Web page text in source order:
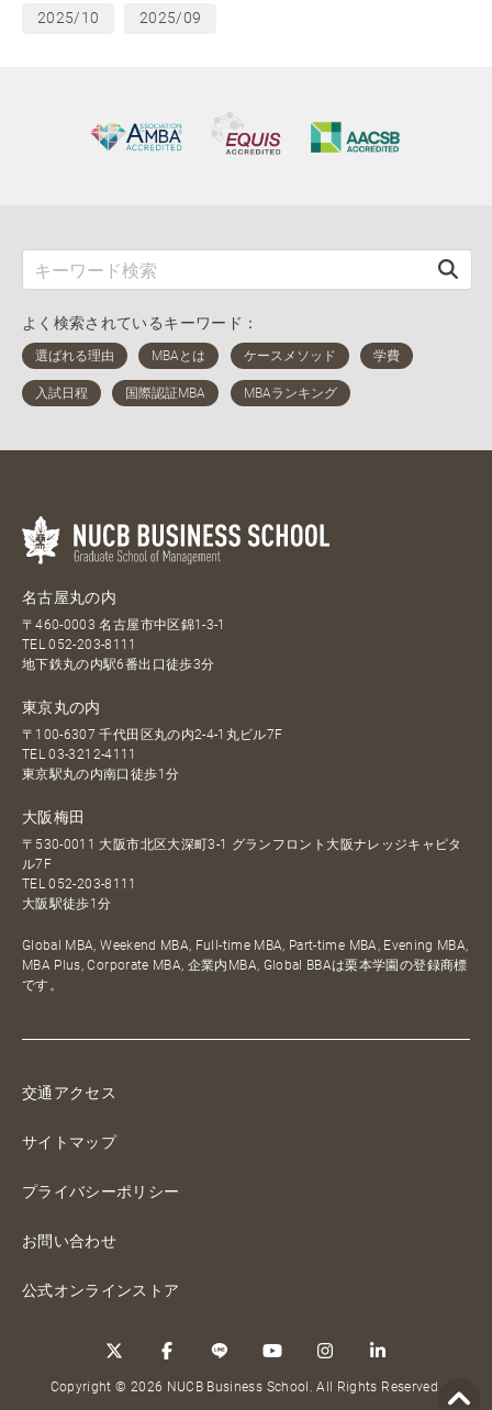
2025/10 2025/09
よく検索されているキーワード：
名古屋丸の内
〒460-0003 名古屋市中区錦1-3-1
TEL052-203-8111
地下鉄丸の内駅6番出口徒歩3分
東京丸の内
〒100-6307 千代田区丸の内2-4-1丸ビル7F
TEL03-3212-4111
東京駅丸の内南口徒歩1分
大阪梅田
〒530-0011 大阪市北区大深町3-1 グランフロント大阪ナレッジキャピタ
ル7F
TEL052-203-8111
大阪駅徒歩1分
Global MBA, Weekend MBA, Full-time MBA, Part-time MBA, Evening MBA,
MBA Plus, Corporate MBA, 企業内MBA, Global BBAは栗本学園の登録商標
です。
交通アクセス
サイトマップ
プライバシーポリシー
お問い合わせ
公式オンラインストア
Copyright © 2026 NUCB Business School. All Rights Reserved.